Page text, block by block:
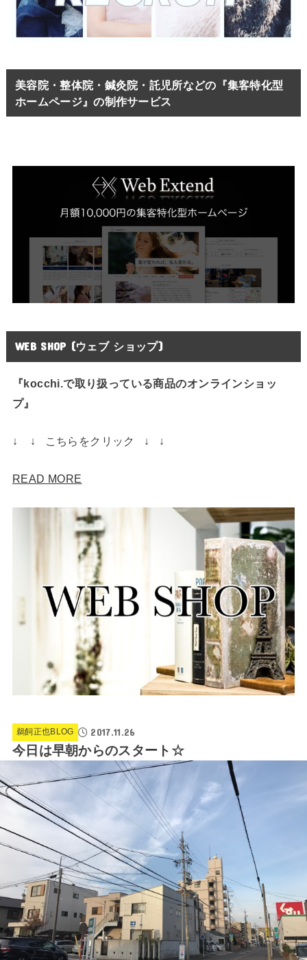
美容院・整体院・鍼灸院・託児所などの『集客特化型
ホームページ』の制作サービス
WEB SHOP (ウェブ ショップ)
『kocchi.で取り扱っている商品のオンラインショッ
プ』
↓ ↓ こちらをクリック ↓ ↓
READ MORE
鵜飼正也BLOG 2017.11.26
今日は早朝からのスタート☆